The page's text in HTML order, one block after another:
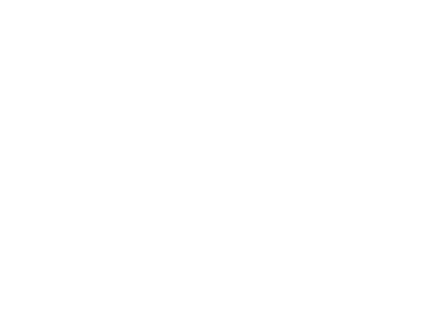
users, explore by touch or with swipe gestures.